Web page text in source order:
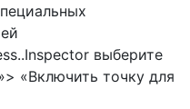
выберите
«Включить точку для